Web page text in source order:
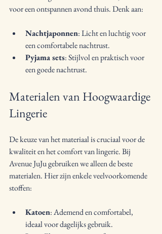
voor een ontspannen avond thuis. Denk aan:
Nachtjaponnen: Licht en luchtig voor
een comfortabele nachtrust.
Pyjama sets: Stijlvol en praktisch voor
een goede nachtrust.
Materialen van Hoogwaardige
Lingerie
De keuze van het materiaal is cruciaal voor de
kwaliteit en het comfort van lingerie. Bij
Avenue JuJu gebruiken we alleen de beste
materialen. Hier zijn enkele veelvoorkomende
stoffen:
Katoen: Ademend en comfortabel,
ideaal voor dagelijks gebruik.